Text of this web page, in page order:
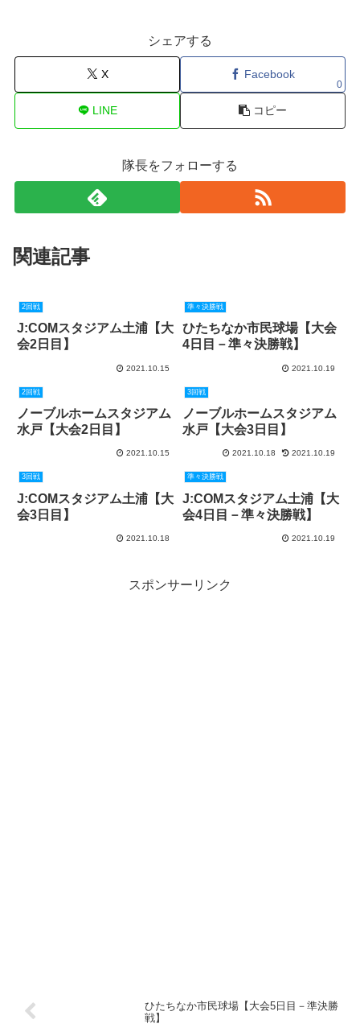
シェアする
X Facebook
0
LINE コピー
隊長をフォローする
関連記事
2回戦
J:COMスタジアム土浦【大
会2日目】
2021.10.15
準々決勝戦
ひたちなか市民球場【大会
4日目－準々決勝戦】
2021.10.19
2回戦
ノーブルホームスタジアム
水戸【大会2日目】
2021.10.15
3回戦
ノーブルホームスタジアム
水戸【大会3日目】
2021.10.18 2021.10.19
3回戦
J:COMスタジアム土浦【大
会3日目】
2021.10.18
準々決勝戦
J:COMスタジアム土浦【大
会4日目－準々決勝戦】
2021.10.19
スポンサーリンク
ひたちなか市民球場【大会5日目－準決勝
戦】